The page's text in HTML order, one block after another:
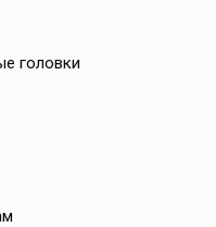
головки